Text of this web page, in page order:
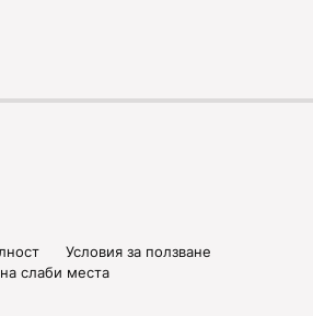
Условия за ползване
слаби места